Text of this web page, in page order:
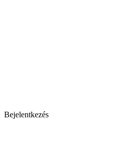
Bejelentkezés